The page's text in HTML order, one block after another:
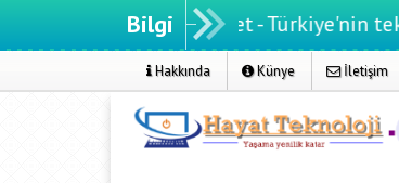
Bilgi
- Türkiye'nin teknoloji
Hakkında Künye İletişim